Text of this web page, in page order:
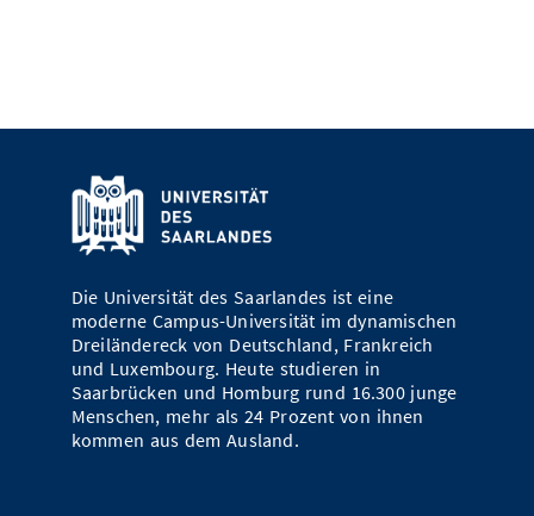
Die Universität des Saarlandes ist eine
moderne Campus-Universität im dynamischen
Dreiländereck von Deutschland, Frankreich
und Luxembourg. Heute studieren in
Saarbrücken und Homburg rund 16.300 junge
Menschen, mehr als 24 Prozent von ihnen
kommen aus dem Ausland.